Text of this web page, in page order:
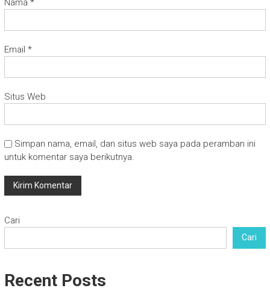
Nama *
Email *
Situs Web
Simpan nama, email, dan situs web saya pada peramban ini
untuk komentar saya berikutnya.
Cari
Cari
Recent Posts